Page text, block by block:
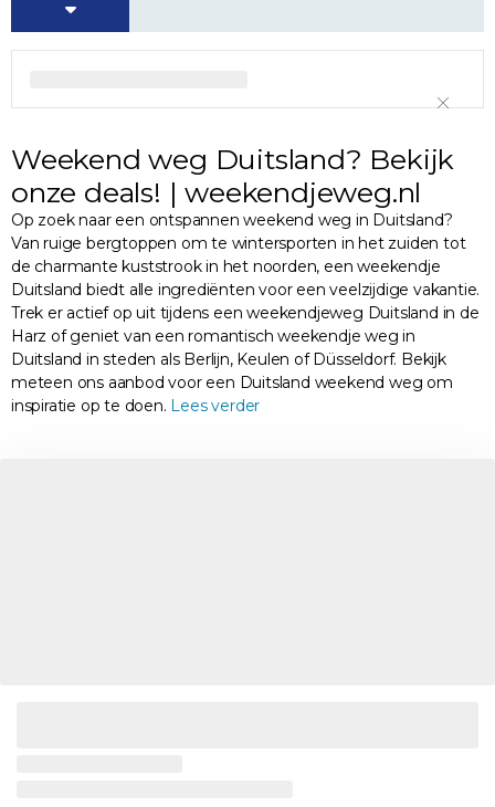
Weekend weg Duitsland? Bekijk
onze deals! | weekendjeweg.nl
Op zoek naar een ontspannen weekend weg in Duitsland?
Van ruige bergtoppen om te wintersporten in het zuiden tot
de charmante kuststrook in het noorden, een weekendje
Duitsland biedt alle ingrediënten voor een veelzijdige vakantie.
Trek er actief op uit tijdens een weekendjeweg Duitsland in de
Harz of geniet van een romantisch weekendje weg in
Duitsland in steden als Berlijn, Keulen of Düsseldorf. Bekijk
meteen ons aanbod voor een Duitsland weekend weg om
inspiratie op te doen. Lees verder